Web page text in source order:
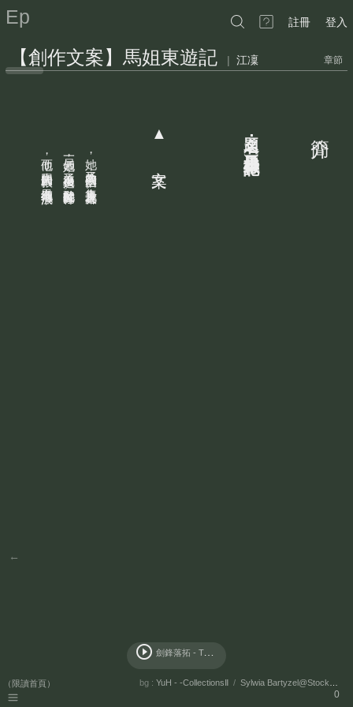
Ep 註冊 登入
【創作文案】馬姐東遊記 | 江凜 章節
題名：馬且︵姐︶東行記
▲ 文案
，
為了教宗的回信
，
隻身一人遠赴大都
。
，
為了復興巫道
，
於亂世展開修行
。
，
失去回歸的根
，
在異地徘徊流浪
。
←
bg : YuH - -CollectionsⅡ/ Sylwia Bartyzel@StockSnap.io
（限讀首頁）
play_circle_outline 劍
鋒落拓 - Tacke竹桑
0